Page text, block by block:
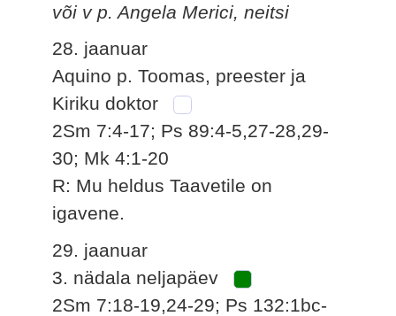
või v p. Angela Merici, neitsi
28. jaanuar
Aquino p. Toomas, preester ja
Kiriku doktor
2Sm 7:4-17; Ps 89:4-5,27-28,29-
30; Mk 4:1-20
R: Mu heldus Taavetile on
igavene.
29. jaanuar
3. nädala neljapäev
2Sm 7:18-19,24-29; Ps 132:1bc-